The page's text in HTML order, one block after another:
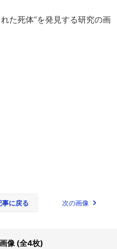
た死体”を発見する研究の画
事に戻る 次の画像
像 (全4枚)